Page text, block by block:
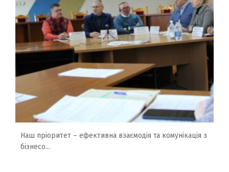
Наш пріоритет – ефективна взаємодія та комунікація з
бізнесо...